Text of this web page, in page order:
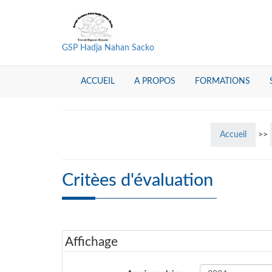
GSP Hadja Nahan Sacko
ACCUEIL A PROPOS FORMATIONS
Accueil >>
Critèes d'évaluation
Affichage